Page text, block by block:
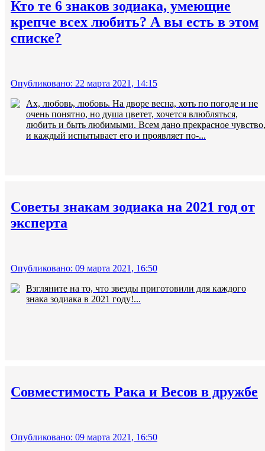
Кто те 6 знаков зодиака, умеющие
крепче всех любить? А вы есть в этом
списке?
Опубликовано: 22 марта 2021, 14:15
Ах, любовь, любовь. На дворе весна, хоть по погоде и не
очень понятно, но душа цветет, хочется влюбляться,
любить и быть любимыми. Всем дано прекрасное чувство,
и каждый испытывает его и проявляет по-...
Советы знакам зодиака на 2021 год от
эксперта
Опубликовано: 09 марта 2021, 16:50
Взгляните на то, что звезды приготовили для каждого
знака зодиака в 2021 году!...
Совместимость Рака и Весов в дружбе
Опубликовано: 09 марта 2021, 16:50